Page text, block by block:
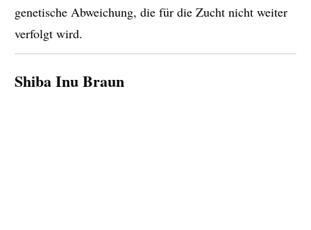
genetische Abweichung, die für die Zucht nicht weiter
verfolgt wird.
Shiba Inu Braun